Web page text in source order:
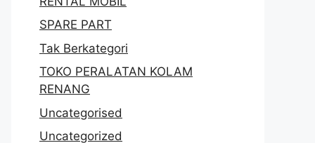
SPARE PART
Tak Berkategori
TOKO PERALATAN KOLAM
RENANG
Uncategorised
Uncategorized